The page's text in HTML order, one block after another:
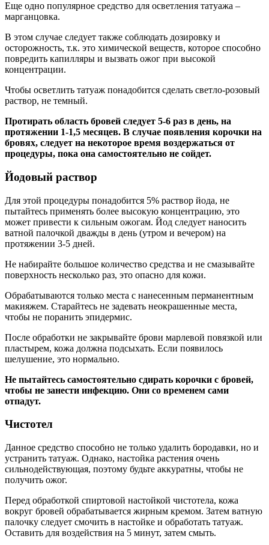
Еще одно популярное средство для осветления татуажа –
марганцовка.
В этом случае следует также соблюдать дозировку и
осторожность, т.к. это химической веществ, которое способно
повредить капилляры и вызвать ожог при высокой
концентрации.
Чтобы осветлить татуаж понадобится сделать светло-розовый
раствор, не темный.
Протирать область бровей следует 5-6 раз в день, на
протяжении 1-1,5 месяцев. В случае появления корочки на
бровях, следует на некоторое время воздержаться от
процедуры, пока она самостоятельно не сойдет.
Йодовый раствор
Для этой процедуры понадобится 5% раствор йода, не
пытайтесь применять более высокую концентрацию, это
может привести к сильным ожогам. Йод следует наносить
ватной палочкой дважды в день (утром и вечером) на
протяжении 3-5 дней.
Не набирайте большое количество средства и не смазывайте
поверхность несколько раз, это опасно для кожи.
Обрабатываются только места с нанесенным перманентным
макияжем. Старайтесь не задевать неокрашенные места,
чтобы не поранить эпидермис.
После обработки не закрывайте брови марлевой повязкой или
пластырем, кожа должна подсыхать. Если появилось
шелушение, это нормально.
Не пытайтесь самостоятельно сдирать корочки с бровей,
чтобы не занести инфекцию. Они со временем сами
отпадут.
Чистотел
Данное средство способно не только удалить бородавки, но и
устранить татуаж. Однако, настойка растения очень
сильнодействующая, поэтому будьте аккуратны, чтобы не
получить ожог.
Перед обработкой спиртовой настойкой чистотела, кожа
вокруг бровей обрабатывается жирным кремом. Затем ватную
палочку следует смочить в настойке и обработать татуаж.
Оставить для воздействия на 5 минут, затем смыть.